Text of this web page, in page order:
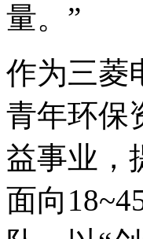
量。”
作为三菱
青年环保
益事业，
面向